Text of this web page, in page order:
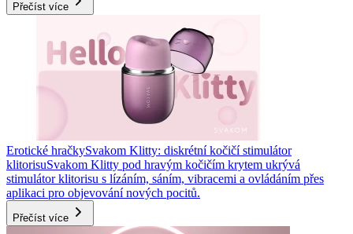
Přečíst více
Erotické hračkySvakom Klitty: diskrétní kočičí stimulátor
klitorisuSvakom Klitty pod hravým kočičím krytem ukrývá
stimulátor klitorisu s lízáním, sáním, vibracemi a ovládáním přes
aplikaci pro objevování nových pocitů.
Přečíst více